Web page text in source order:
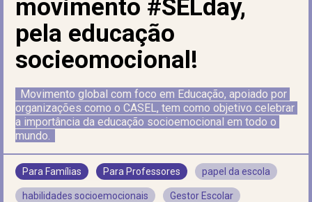
movimento #SELday,
pela educação
socieomocional!
Movimento global com foco em Educação, apoiado por
organizações como o CASEL, tem como objetivo celebrar
a importância da educação socioemocional em todo o
mundo.
Para Famílias Para Professores papel da escola
habilidades socioemocionais Gestor Escolar